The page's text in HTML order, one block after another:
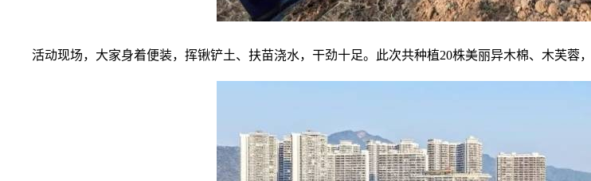
活动现场，大家身着便装，挥锹铲土、扶苗浇水，干劲十足。此次共种植20株美丽异木棉、木芙蓉